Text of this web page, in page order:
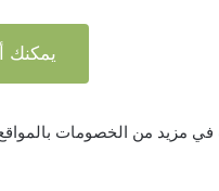
يمكنك
مزيد من الخصومات بالمواقع